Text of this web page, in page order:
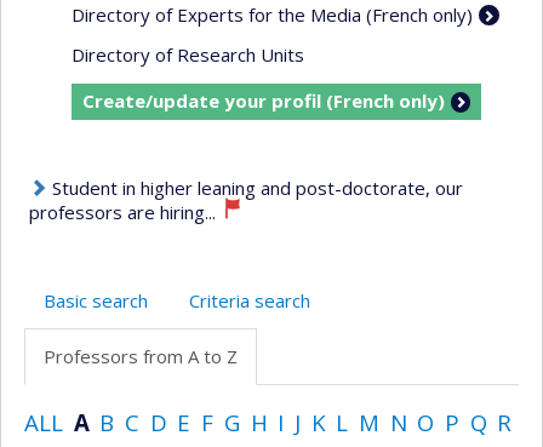
Directory of Experts for the Media (French only)
Directory of Research Units
Create/update your profil (French only)
Student in higher leaning and post-doctorate, our
professors are hiring...
Basic search Criteria search
Professors from A to Z
ALL A B C D E F G H I J K L M N O P Q R